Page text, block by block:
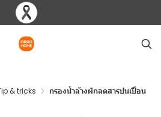
& tricks กรองน้ำล้างผักลดสารปนเปื้อน